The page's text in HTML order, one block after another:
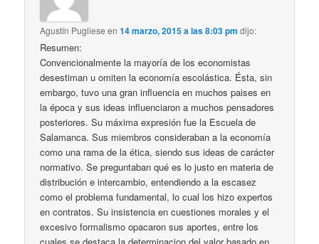
Agustín Pugliese en14 marzo, 2015 a las 8:03 pm dijo:
Resumen:
Convencionalmente la mayoría de los economistas
desestiman u omiten la economía escolástica. Ésta, sin
embargo, tuvo una gran influencia en muchos paises en
la época y sus ideas influenciaron a muchos pensadores
posteriores. Su máxima expresión fue la Escuela de
Salamanca. Sus miembros consideraban a la economía
como una rama de la ética, siendo sus ideas de carácter
normativo. Se preguntaban qué es lo justo en materia de
distribución e intercambio, entendiendo a la escasez
como el problema fundamental, lo cual los hizo expertos
en contratos. Su insistencia en cuestiones morales y el
excesivo formalismo opacaron sus aportes, entre los